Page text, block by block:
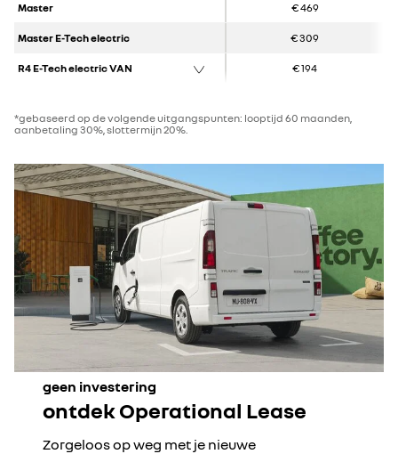
Master € 469
Master E-Tech electric € 309
R4 E-Tech electric VAN € 194
*gebaseerd op de volgende uitgangspunten: looptijd 60 maanden,
aanbetaling 30%, slottermijn 20%.
geen investering
ontdek Operational Lease
Zorgeloos op weg met je nieuwe